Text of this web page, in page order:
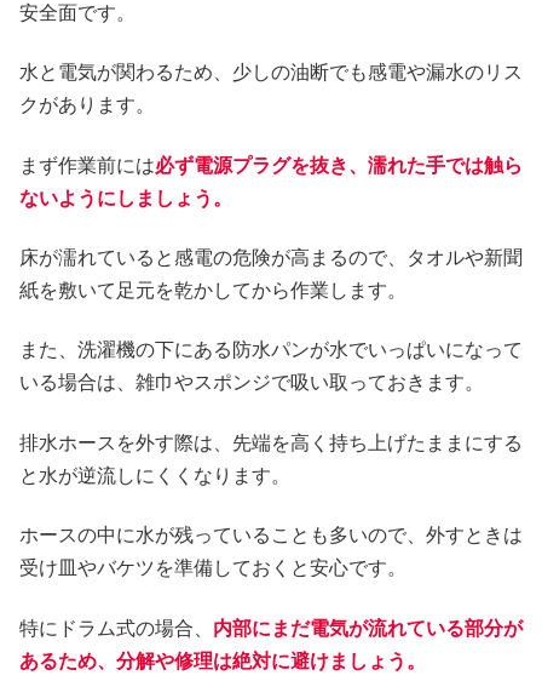
安全面です。
水と電気が関わるため、少しの油断でも感電や漏水のリス
クがあります。
まず作業前には必ず電源プラグを抜き、濡れた手では触ら
ないようにしましょう。
床が濡れていると感電の危険が高まるので、タオルや新聞
紙を敷いて足元を乾かしてから作業します。
また、洗濯機の下にある防水パンが水でいっぱいになって
いる場合は、雑巾やスポンジで吸い取っておきます。
排水ホースを外す際は、先端を高く持ち上げたままにする
と水が逆流しにくくなります。
ホースの中に水が残っていることも多いので、外すときは
受け皿やバケツを準備しておくと安心です。
特にドラム式の場合、 内部にまだ電気が流れている部分が
あるため、分解や修理は絶対に避けましょう。